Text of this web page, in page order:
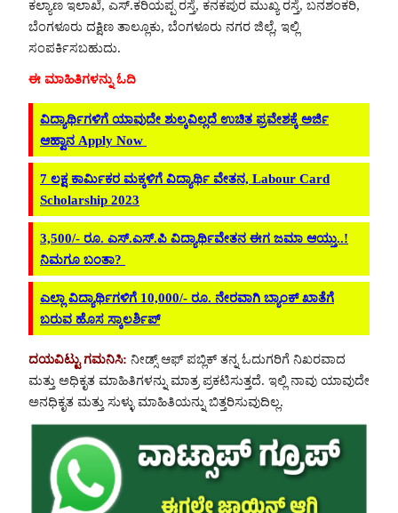
ಕಲ್ಯಾಣ ಇಲಾಖೆ, ಎಸ್.ಕರಿಯಪ್ಪ ರಸ್ತೆ, ಕನಕಪುರ ಮುಖ್ಯ ರಸ್ತೆ, ಬನಶಂಕರಿ,
ಬೆಂಗಳೂರು ದಕ್ಷಿಣ ತಾಲ್ಲೂಕು, ಬೆಂಗಳೂರು ನಗರ ಜಿಲ್ಲೆ, ಇಲ್ಲಿ
ಸಂಪರ್ಕಿಸಬಹುದು.
ಈ ಮಾಹಿತಿಗಳನ್ನು ಓದಿ
ವಿದ್ಯಾರ್ಥಿಗಳಿಗೆ ಯಾವುದೇ ಶುಲ್ಕವಿಲ್ಲದೆ ಉಚಿತ ಪ್ರವೇಶಕ್ಕೆ ಅರ್ಜಿ
ಆಹ್ವಾನ Apply Now
7 ಲಕ್ಷ ಕಾರ್ಮಿಕರ ಮಕ್ಕಳಿಗೆ ವಿದ್ಯಾರ್ಥಿ ವೇತನ, Labour Card
Scholarship 2023
3,500/- ರೂ. ಎಸ್.ಎಸ್.ಪಿ ವಿದ್ಯಾರ್ಥಿವೇತನ ಈಗ ಜಮಾ ಆಯ್ತು..!
ನಿಮಗೂ ಬಂತಾ?
ಎಲ್ಲಾ ವಿದ್ಯಾರ್ಥಿಗಳಿಗೆ 10,000/- ರೂ. ನೇರವಾಗಿ ಬ್ಯಾಂಕ್ ಖಾತೆಗೆ
ಬರುವ ಹೊಸ ಸ್ಕಾಲರ್ಶಿಪ್
ದಯವಿಟ್ಟು ಗಮನಿಸಿ: ನೀಡ್ಸ್ ಆಫ್ ಪಬ್ಲಿಕ್ ತನ್ನ ಓದುಗರಿಗೆ ನಿಖರವಾದ
ಮತ್ತು ಅಧಿಕೃತ ಮಾಹಿತಿಗಳನ್ನು ಮಾತ್ರ ಪ್ರಕಟಿಸುತ್ತದೆ. ಇಲ್ಲಿ ನಾವು ಯಾವುದೇ
ಅನಧಿಕೃತ ಮತ್ತು ಸುಳ್ಳು ಮಾಹಿತಿಯನ್ನು ಬಿತ್ತರಿಸುವುದಿಲ್ಲ.